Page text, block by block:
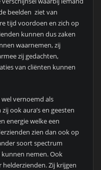
beelden ziet van
tijd voordoen en zich op
kunnen dus zaken
waarnemen, zij
zij gedachten,
van cliënten kunnen
vernoemd als
ook aura’s en geesten
energie welke een
zien dan ook op
soort spectrum
nemen. Ook
Zij krijgen